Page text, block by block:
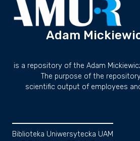
Adam
is a repository of the Adam
The purpose of the
scientific output of employees
Biblioteka Uniwersytecka UAM